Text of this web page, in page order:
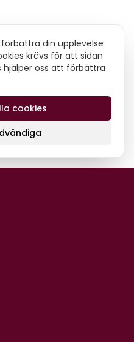
din upplevelse
krävs för att sidan
hjälper oss att förbättra
cookies